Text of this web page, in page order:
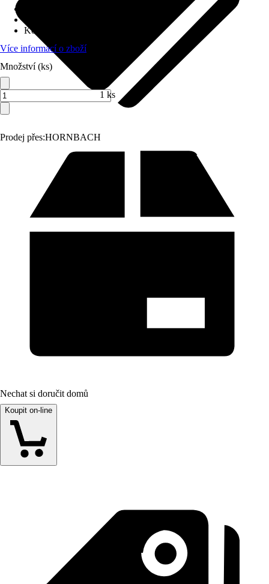
Prodej přes:HORNBACH
Kód výrobku
Více informací o zboží
Množství (ks)
1 ks
Nechat si doručit domů
Koupit on-line